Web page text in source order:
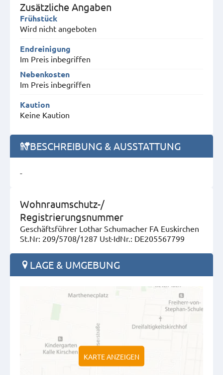
Zusätzliche Angaben
Frühstück
Wird nicht angeboten
Endreinigung
Im Preis inbegriffen
Nebenkosten
Im Preis inbegriffen
Kaution
Keine Kaution
BESCHREIBUNG & AUSSTATTUNG
-
Wohnraumschutz-/
Registrierungsnummer
Geschäftsführer Lothar Schumacher FA Euskirchen
St.Nr: 209/5708/1287 Ust-IdNr.: DE205567799
LAGE & UMGEBUNG
KARTE ANZEIGEN